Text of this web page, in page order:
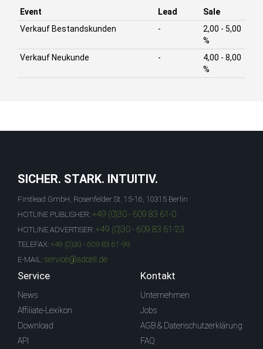
Event Lead
Sale
Verkauf Bestandskunden
-
2,00 - 5,00
%
Verkauf Neukunde
-
4,00 - 8,00
%
SICHER. STARK. INTUITIV.
Firstlead GmbH, Rosenfelder St. 15-16, 10315 Berlin
HOTLINE PUBLISHER: +49 (0)30 - 609 83 61-0
HOTLINE ADVERTISER: +49 (0)30 - 609 83 61-23
TELEFAX: +49 (0)30 - 609 83 61-99
E-MAIL: service@adcell.de
Service
News
Affiliate-Lexikon
Download
API
Kontakt
Unternehmen
Jobs
AGB & Datenschutzerklärung
FAQ